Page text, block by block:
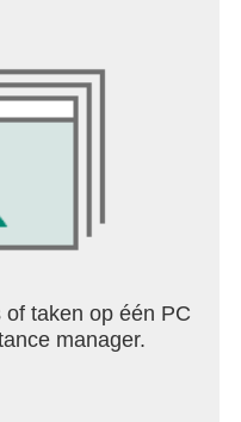
tos
privacy
taken op één PC
manager.